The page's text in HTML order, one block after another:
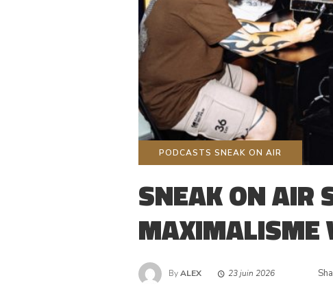
PODCASTS SNEAK ON AIR
SNEAK ON AIR
MAXIMALISME
ByALEX 23 juin 2026